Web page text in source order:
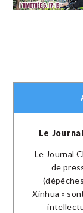
Le
Le Journal
de
Xinhua »